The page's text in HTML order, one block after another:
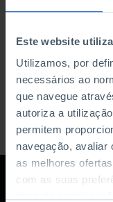
Este website
Utilizamos, por
necessários ao
que navegue
autoriza a
permitem
navegação, avaliar
as melhores
com as suas